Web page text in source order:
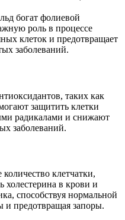
богат фолиевой
роль в процессе
клеток и предотвращает
заболеваний.
таких как
защитить клетки
радикалами и снижают
заболеваний.
клетчатки,
холестерина в крови и
способствуя нормальной
и предотвращая запоры.